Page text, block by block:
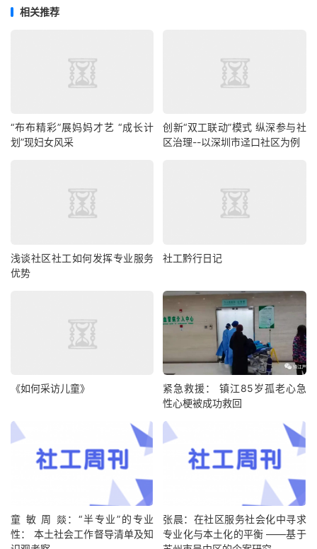
相关推荐
“布布精彩”展妈妈才艺 “成长计
划”现妇女风采
创新“双工联动”模式 纵深参与社
区治理--以深圳市迳口社区为例
浅谈社区社工如何发挥专业服务
优势
社工黔行日记
《如何采访儿童》
紧急救援： 镇江85岁孤老心急
性心梗被成功救回
童 敏 周 燚：“半专业”的专业
性： 本土社会工作督导清单及知
张晨：在社区服务社会化中寻求
专业化与本土化的平衡 ——基于